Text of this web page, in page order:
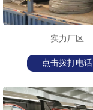
实力厂区
点击拨打电话